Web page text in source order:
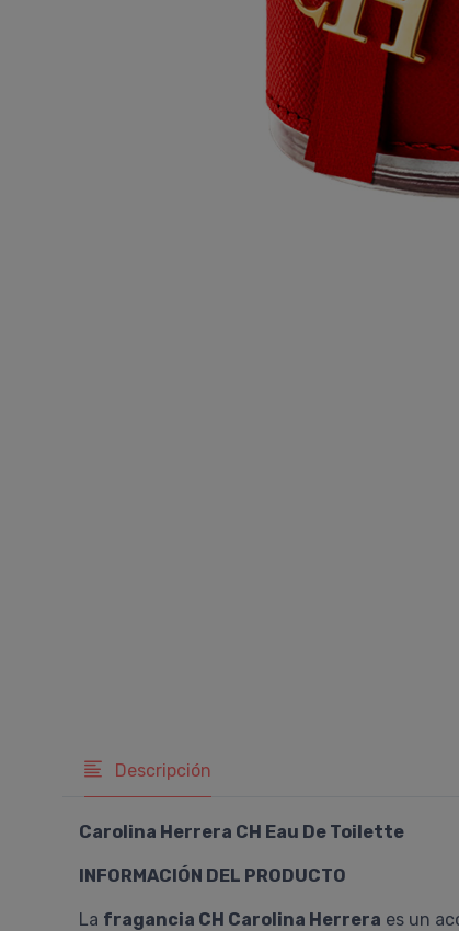
Descripción
Carolina Herrera CH Eau De Toilette
INFORMACIÓN DEL PRODUCTO
La fragancia CH Carolina Herrera es un